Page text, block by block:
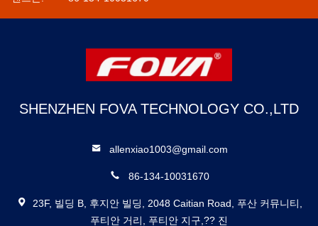
SHENZHEN FOVA TECHNOLOGY CO.,LTD
allenxiao1003@gmail.com
86-134-10031670
23F, 빌딩 B, 후지안 빌딩, 2048 Caitian Road, 푸산 커뮤니티,
푸티안 거리, 푸티안 지구,?? 진